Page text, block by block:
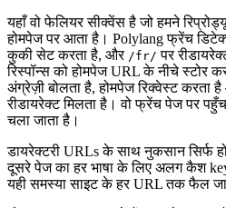
यहाँ वो फेलियर सीक्वेंस है जो हमने
होमपेज पर आता है। Polylang फ्रेंच
कुकी सेट करता है, और /fr/ पर
रिस्पॉन्स को होमपेज URL के नीचे स्टोर
अंग्रेज़ी बोलता है, होमपेज रिक्वेस्ट करता
रीडायरेक्ट मिलता है। वो फ्रेंच पेज पर
चला जाता है।
डायरेक्टरी URLs के साथ नुकसान सिर्फ
दूसरे पेज का हर भाषा के लिए अलग कैश
यही समस्या साइट के हर URL तक फैल